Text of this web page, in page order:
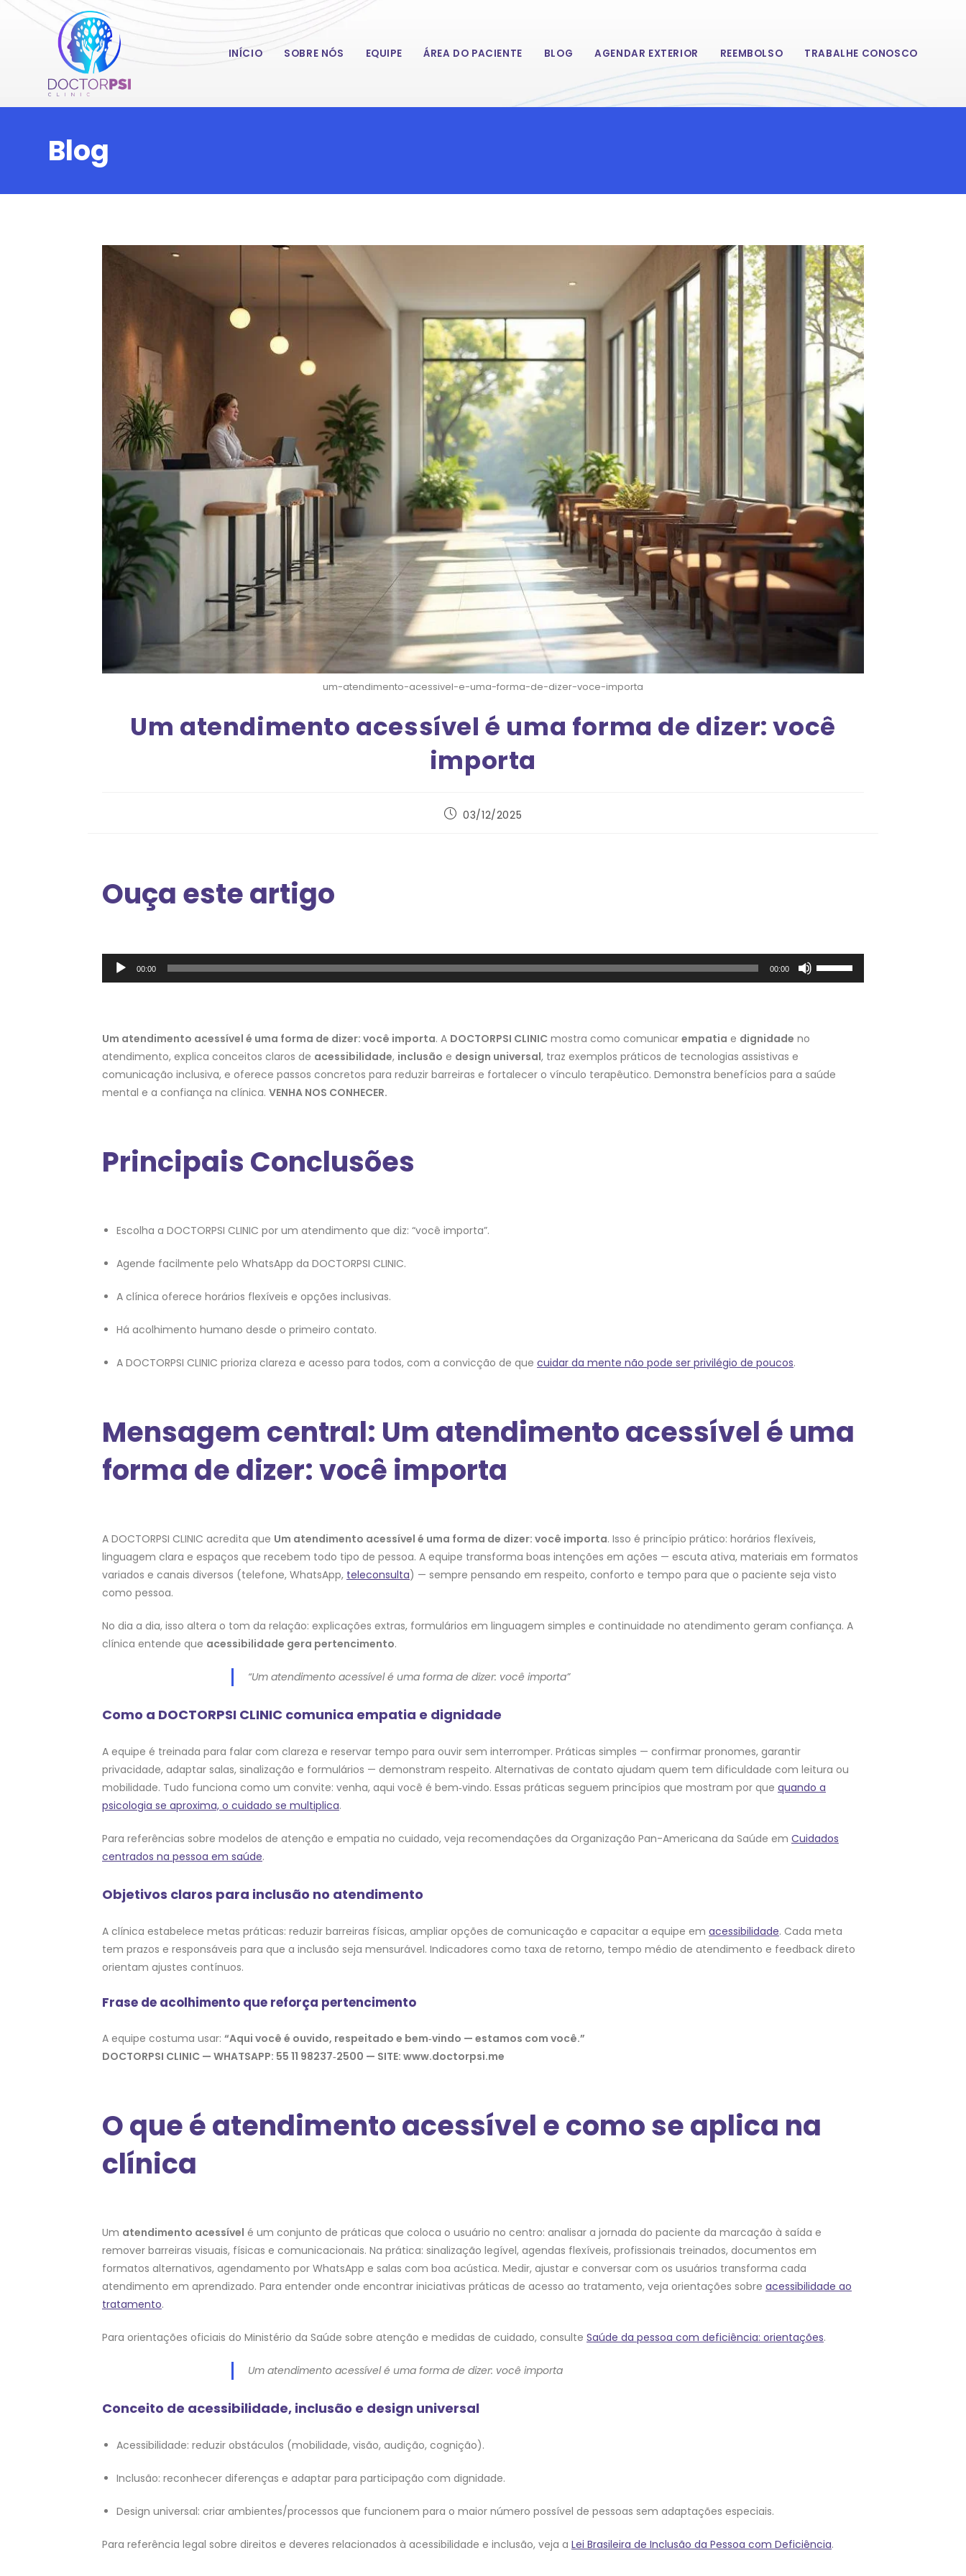
INÍCIO SOBRE NÓS EQUIPE ÁREA DO PACIENTE BLOG AGENDAR EXTERIOR REEMBOLSO TRABALHE CONOSCO
Blog
um-atendimento-acessivel-e-uma-forma-de-dizer-voce-importa
Um atendimento acessível é uma forma de dizer: você
importa
03/12/2025
Ouça este artigo
Tocador
de
00:00 00:00
para
Um atendimento acessível é uma forma de dizer: você importa. A DOCTORPSI CLINIC mostra como comunicar empatia e dignidade no
atendimento, explica conceitos claros de acessibilidade, inclusão e design universal, traz exemplos práticos de tecnologias assistivas e
comunicação inclusiva, e oferece passos concretos para reduzir barreiras e fortalecer o vínculo terapêutico. Demonstra benefícios para a saúde
mental e a confiança na clínica. VENHA NOS CONHECER.
Principais Conclusões
Escolha a DOCTORPSI CLINIC por um atendimento que diz: “você importa”.
Agende facilmente pelo WhatsApp da DOCTORPSI CLINIC.
A clínica oferece horários flexíveis e opções inclusivas.
Há acolhimento humano desde o primeiro contato.
A DOCTORPSI CLINIC prioriza clareza e acesso para todos, com a convicção de que cuidar da mente não pode ser privilégio de poucos.
Mensagem central: Um atendimento acessível é uma
forma de dizer: você importa
A DOCTORPSI CLINIC acredita que Um atendimento acessível é uma forma de dizer: você importa. Isso é princípio prático: horários flexíveis,
linguagem clara e espaços que recebem todo tipo de pessoa. A equipe transforma boas intenções em ações — escuta ativa, materiais em formatos
variados e canais diversos (telefone, WhatsApp, teleconsulta) — sempre pensando em respeito, conforto e tempo para que o paciente seja visto
como pessoa.
No dia a dia, isso altera o tom da relação: explicações extras, formulários em linguagem simples e continuidade no atendimento geram confiança. A
clínica entende que acessibilidade gera pertencimento.
“Um atendimento acessível é uma forma de dizer: você importa”
Como a DOCTORPSI CLINIC comunica empatia e dignidade
A equipe é treinada para falar com clareza e reservar tempo para ouvir sem interromper. Práticas simples — confirmar pronomes, garantir
privacidade, adaptar salas, sinalização e formulários — demonstram respeito. Alternativas de contato ajudam quem tem dificuldade com leitura ou
mobilidade. Tudo funciona como um convite: venha, aqui você é bem‑vindo. Essas práticas seguem princípios que mostram por que quando a
psicologia se aproxima, o cuidado se multiplica.
Para referências sobre modelos de atenção e empatia no cuidado, veja recomendações da Organização Pan-Americana da Saúde em Cuidados
centrados na pessoa em saúde.
Objetivos claros para inclusão no atendimento
A clínica estabelece metas práticas: reduzir barreiras físicas, ampliar opções de comunicação e capacitar a equipe em acessibilidade. Cada meta
tem prazos e responsáveis para que a inclusão seja mensurável. Indicadores como taxa de retorno, tempo médio de atendimento e feedback direto
orientam ajustes contínuos.
Frase de acolhimento que reforça pertencimento
A equipe costuma usar: “Aqui você é ouvido, respeitado e bem‑vindo — estamos com você.”
DOCTORPSI CLINIC — WHATSAPP: 55 11 98237‑2500 — SITE: www.doctorpsi.me
O que é atendimento acessível e como se aplica na
clínica
Um atendimento acessível é um conjunto de práticas que coloca o usuário no centro: analisar a jornada do paciente da marcação à saída e
remover barreiras visuais, físicas e comunicacionais. Na prática: sinalização legível, agendas flexíveis, profissionais treinados, documentos em
formatos alternativos, agendamento por WhatsApp e salas com boa acústica. Medir, ajustar e conversar com os usuários transforma cada
atendimento em aprendizado. Para entender onde encontrar iniciativas práticas de acesso ao tratamento, veja orientações sobre acessibilidade ao
tratamento.
Para orientações oficiais do Ministério da Saúde sobre atenção e medidas de cuidado, consulte Saúde da pessoa com deficiência: orientações.
Um atendimento acessível é uma forma de dizer: você importa
Conceito de acessibilidade, inclusão e design universal
Acessibilidade: reduzir obstáculos (mobilidade, visão, audição, cognição).
Inclusão: reconhecer diferenças e adaptar para participação com dignidade.
Design universal: criar ambientes/processos que funcionem para o maior número possível de pessoas sem adaptações especiais.
Para referência legal sobre direitos e deveres relacionados à acessibilidade e inclusão, veja a Lei Brasileira de Inclusão da Pessoa com Deficiência.